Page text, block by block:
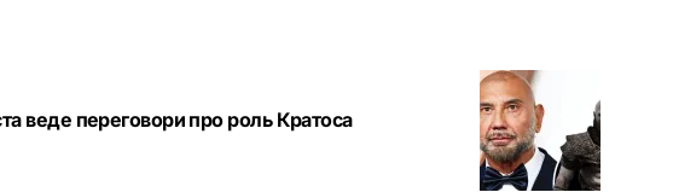
веде переговори про роль Кратоса